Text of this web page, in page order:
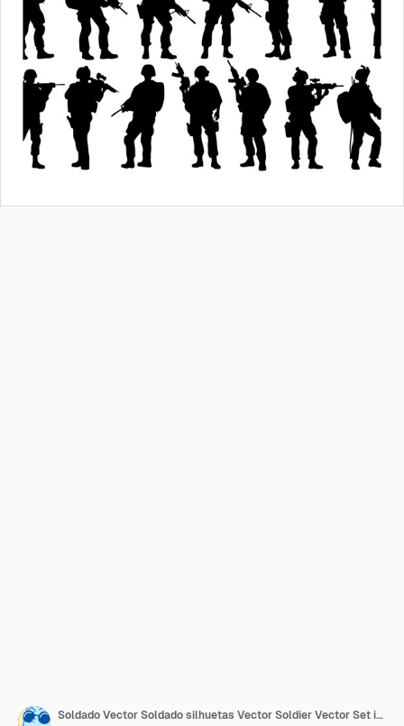
Soldado Vector Soldado silhuetas Vector Soldier Vector Set ilustração